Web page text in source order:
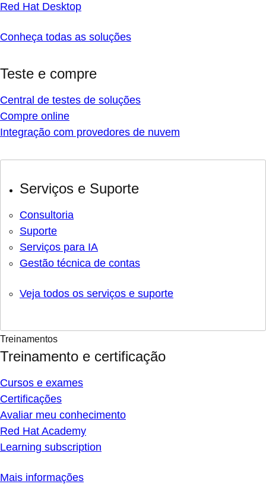
Red Hat Desktop
Conheça todas as soluções
Teste e compre
Central de testes de soluções
Compre online
Integração com provedores de nuvem
Serviços e Suporte
Consultoria
Suporte
Serviços para IA
Gestão técnica de contas
Veja todos os serviços e suporte
Treinamentos
Treinamento e certificação
Cursos e exames
Certificações
Avaliar meu conhecimento
Red Hat Academy
Learning subscription
Mais informações